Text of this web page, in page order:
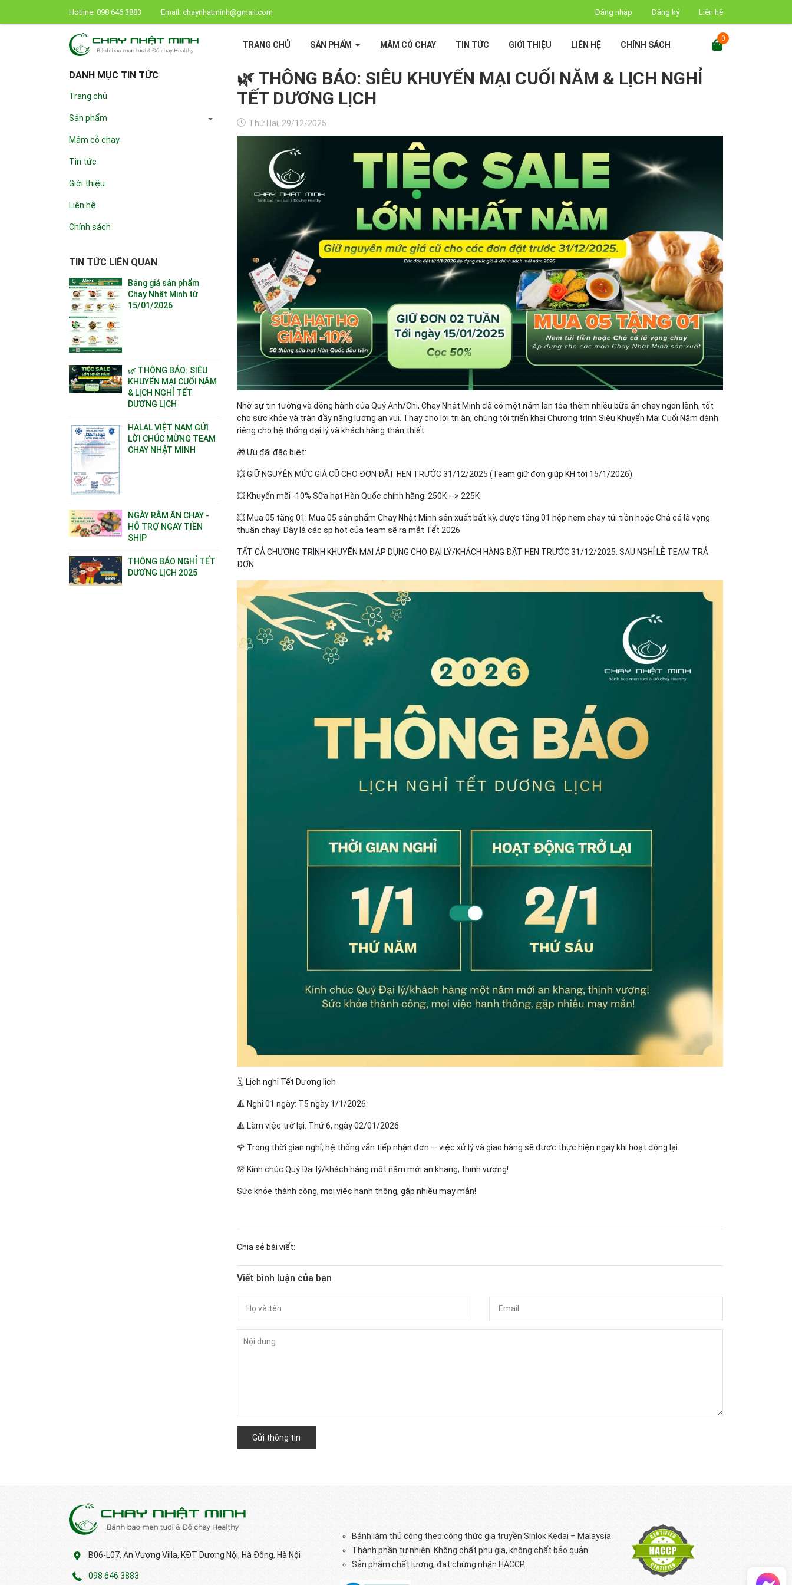
Hotline: 098 646 3883 Email: chaynhatminh@gmail.com Đăng nhập Đăng ký Liên hệ
TRANG CHỦ SẢN PHẨM MÂM CỖ CHAY TIN TỨC GIỚI THIỆU LIÊN HỆ CHÍNH SÁCH
0
🌿 THÔNG BÁO: SIÊU KHUYẾN MẠI CUỐI NĂM & LỊCH NGHỈ
TẾT DƯƠNG LỊCH
Thứ Hai, 29/12/2025
Nhờ sự tin tưởng và đồng hành của Quý Anh/Chị, Chay Nhật Minh đã có một năm lan tỏa thêm nhiều bữa ăn chay ngon lành, tốt
cho sức khỏe và tràn đầy năng lượng an vui. Thay cho lời tri ân, chúng tôi triển khai Chương trình Siêu Khuyến Mại Cuối Năm dành
riêng cho hệ thống đại lý và khách hàng thân thiết.
🎁 Ưu đãi đặc biệt:
💥 GIỮ NGUYÊN MỨC GIÁ CŨ CHO ĐƠN ĐẶT HẸN TRƯỚC 31/12/2025 (Team giữ đơn giúp KH tới 15/1/2026).
💥 Khuyến mãi -10% Sữa hạt Hàn Quốc chính hãng: 250K --> 225K
💥 Mua 05 tặng 01: Mua 05 sản phẩm Chay Nhật Minh sản xuất bất kỳ, được tặng 01 hộp nem chay túi tiền hoặc Chả cá lã vọng
thuần chay! Đây là các sp hot của team sẽ ra mắt Tết 2026.
TẤT CẢ CHƯƠNG TRÌNH KHUYẾN MẠI ÁP DỤNG CHO ĐẠI LÝ/KHÁCH HÀNG ĐẶT HẸN TRƯỚC 31/12/2025. SAU NGHỈ LỄ TEAM TRẢ
ĐƠN
🗓 Lịch nghỉ Tết Dương lịch
🔺 Nghỉ 01 ngày: T5 ngày 1/1/2026.
🔺 Làm việc trở lại: Thứ 6, ngày 02/01/2026
🌹 Trong thời gian nghỉ, hệ thống vẫn tiếp nhận đơn — việc xử lý và giao hàng sẽ được thực hiện ngay khi hoạt động lại.
🌸 Kính chúc Quý Đại lý/khách hàng một năm mới an khang, thịnh vượng!
Sức khỏe thành công, mọi việc hanh thông, gặp nhiều may mắn!
Chia sẻ bài viết:
Viết bình luận của bạn
Gửi thông tin
DANH MỤC TIN TỨC
Trang chủ
Sản phẩm
Mâm cỗ chay
Tin tức
Giới thiệu
Liên hệ
Chính sách
TIN TỨC LIÊN QUAN
Bảng giá sản phẩm
Chay Nhật Minh từ
15/01/2026
🌿 THÔNG BÁO: SIÊU
KHUYẾN MẠI CUỐI NĂM
& LỊCH NGHỈ TẾT
DƯƠNG LỊCH
HALAL VIỆT NAM GỬI
LỜI CHÚC MỪNG TEAM
CHAY NHẬT MINH
NGÀY RẰM ĂN CHAY -
HỖ TRỢ NGAY TIỀN
SHIP
THÔNG BÁO NGHỈ TẾT
DƯƠNG LỊCH 2025
B06-L07, An Vượng Villa, KĐT Dương Nội, Hà Đông, Hà Nội
098 646 3883
Bánh làm thủ công theo công thức gia truyền Sinlok Kedai – Malaysia.
Thành phần tự nhiên. Không chất phụ gia, không chất bảo quản.
Sản phẩm chất lượng, đạt chứng nhận HACCP.